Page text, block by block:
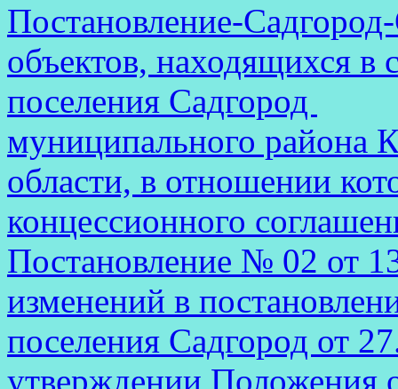
Постановление-
объектов, находящихся в
поселения Садгород
муниципального района
области, в отношении
концессионного
Постановление № 02 от
изменений в
поселения Садгород от
утверждении Положения